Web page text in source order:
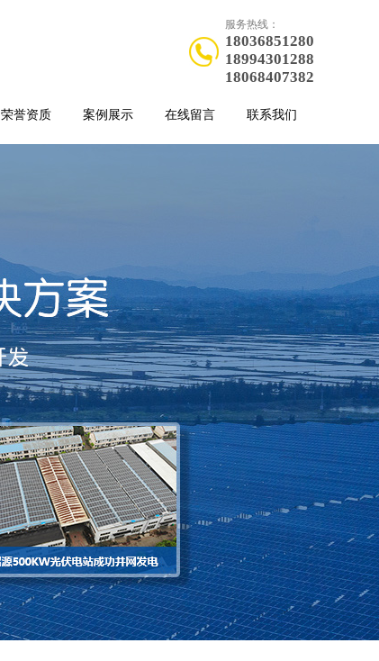
服务热线：
18036851280
18994301288
18068407382
荣誉资质 案例展示 在线留言 联系我们